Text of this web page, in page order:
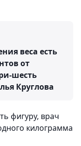
веса есть
от
шесть
Круглова
фигуру, врач
килограмма